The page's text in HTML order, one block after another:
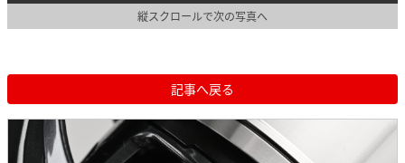
縦スクロールで次の写真へ
記事へ戻る